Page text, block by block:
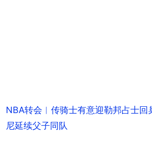
NBA转会︱传骑士有意迎勒邦占士
尼延续父子同队